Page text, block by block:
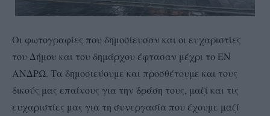
Οι φωτογραφίες που δημοσίευσαν και οι ευχαριστίες
του Δήμου και του δημάρχου έφτασαν μέχρι το ΕΝ
ΑΝΔΡΩ. Τα δημοσιεύουμε και προσθέτουμε και τους
δικούς μας επαίνους για την δράση τους, μαζί και τις
ευχαριστίες μας για τη συνεργασία που έχουμε μαζί